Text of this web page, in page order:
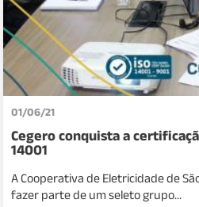
01/06/21
Cegero conquista a
14001
A Cooperativa de Eletricidade de
fazer parte de um seleto grupo...